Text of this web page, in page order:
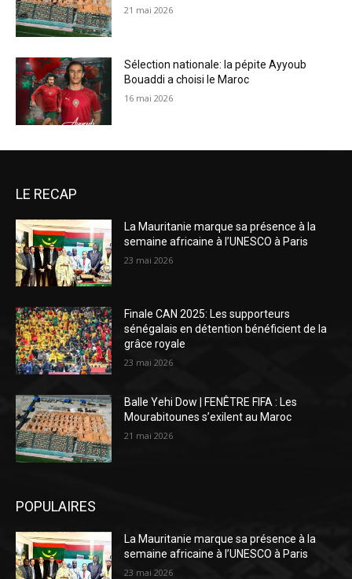
21 mai 2026
Sélection nationale: la pépite Ayyoub
Bouaddi a choisi le Maroc
16 mai 2026
LE RECAP
La Mauritanie marque sa présence à la
semaine africaine à l’UNESCO à Paris
23 mai 2026
Finale CAN 2025: Les supporteurs
sénégalais en détention bénéficient de la
grâce royale
23 mai 2026
Balle Yehi Dow | FENÊTRE FIFA : Les
Mourabitounes s’exilent au Maroc
21 mai 2026
POPULAIRES
La Mauritanie marque sa présence à la
semaine africaine à l’UNESCO à Paris
23 mai 2026